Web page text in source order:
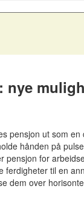
pensjon ut som
hånden på
pensjon for
til en
dem over